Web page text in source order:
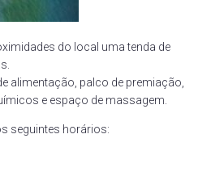
do local uma tenda de
alimentação, palco de premiação,
e espaço de massagem.
seguintes horários: